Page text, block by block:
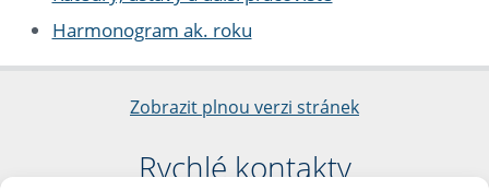
Harmonogram ak. roku
Zobrazit plnou verzi stránek
Rychlé kontakty